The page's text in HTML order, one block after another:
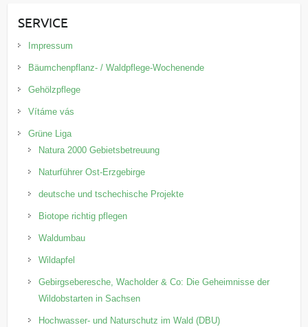
SERVICE
Impressum
Bäumchenpflanz- / Waldpflege-Wochenende
Gehölzpflege
Vítáme vás
Grüne Liga
Natura 2000 Gebietsbetreuung
Naturführer Ost-Erzgebirge
deutsche und tschechische Projekte
Biotope richtig pflegen
Waldumbau
Wildapfel
Gebirgseberesche, Wacholder & Co: Die Geheimnisse der
Wildobstarten in Sachsen
Hochwasser- und Naturschutz im Wald (DBU)